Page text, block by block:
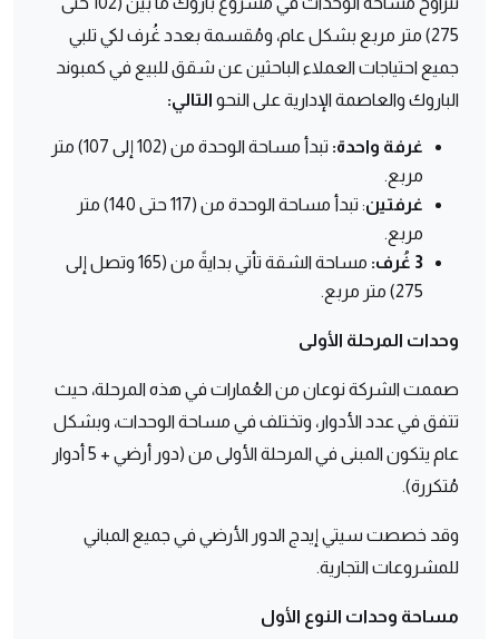
275) متر مربع بشكل عام، ومُقسمة بعدد غُرف لكي تلبي
جميع احتياجات العملاء الباحثين عن شقق للبيع في كمبوند
الباروك والعاصمة الإدارية على النحو التالي:
غرفة واحدة:
تبدأ مساحة الوحدة من (102 إلى 107) متر
مربع.
غرفتين
: تبدأ مساحة الوحدة من (117 حتى 140) متر
مربع.
3 غُرف:
مساحة الشقة تأتي بدايةً من (165 وتصل إلى
275) متر مربع.
وحدات المرحلة الأولى
صممت الشركة نوعان من العُمارات في هذه المرحلة، حيث
تتفق في عدد الأدوار، وتختلف في مساحة الوحدات، وبشكل
عام يتكون المبنى في المرحلة الأولى من (دور أرضي + 5 أدوار
مُتكررة).
وقد خصصت سيتي إيدج الدور الأرضي في جميع المباني
للمشروعات التجارية.
مساحة وحدات النوع الأول